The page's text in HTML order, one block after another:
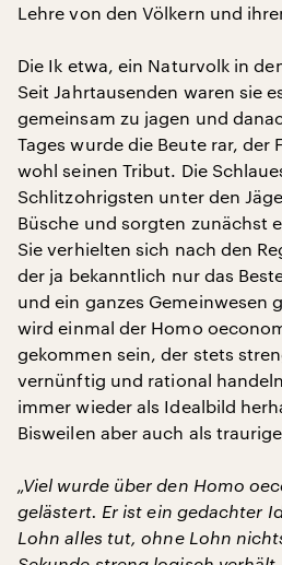
Lehre von den Völkern und
Die Ik etwa, ein Naturvolk in
Seit Jahrtausenden waren sie
gemeinsam zu jagen und
Tages wurde die Beute rar,
wohl seinen Tribut. Die
Schlitzohrigsten unter den
Büsche und sorgten zunächst
Sie verhielten sich nach den
der ja bekanntlich nur das
und ein ganzes Gemeinwesen
wird einmal der Homo
gekommen sein, der stets
vernünftig und rational
immer wieder als Idealbild
Bisweilen aber auch als
„Viel wurde über den Homo
gelästert. Er ist ein gedachter
Lohn alles tut, ohne Lohn